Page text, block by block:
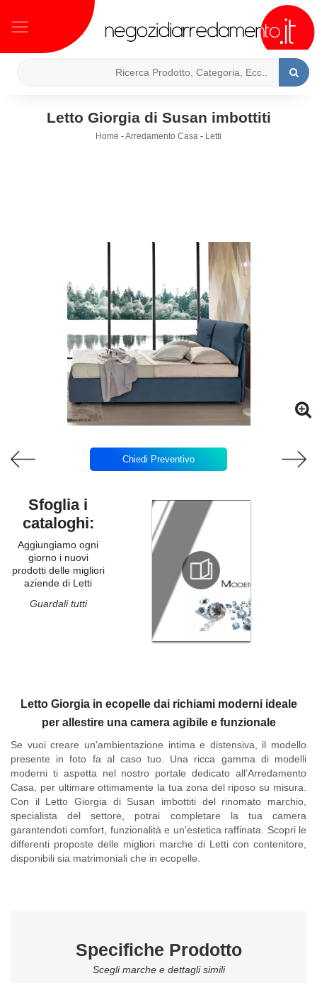
Letto Giorgia di Susan imbottiti
Home -Arredamento Casa - Letti
Chiedi Preventivo
Letto Giorgia in ecopelle dai richiami moderni ideale
per allestire una camera agibile e funzionale
Se vuoi creare un'ambientazione intima e distensiva, il modello
presente in foto fa al caso tuo. Una ricca gamma di modelli
moderni ti aspetta nel nostro portale dedicato all’Arredamento
Casa, per ultimare ottimamente la tua zona del riposo su misura.
Con il Letto Giorgia di Susan imbottiti del rinomato marchio,
specialista del settore, potrai completare la tua camera
garantendoti comfort, funzionalità e un'estetica raffinata. Scopri le
differenti proposte delle migliori marche di Letti con contenitore,
disponibili sia matrimoniali che in ecopelle.
Sfoglia i
cataloghi:
Aggiungiamo ogni
giorno i nuovi
prodotti delle migliori
aziende di Letti
Guardali tutti
Specifiche Prodotto
Scegli marche e dettagli simili